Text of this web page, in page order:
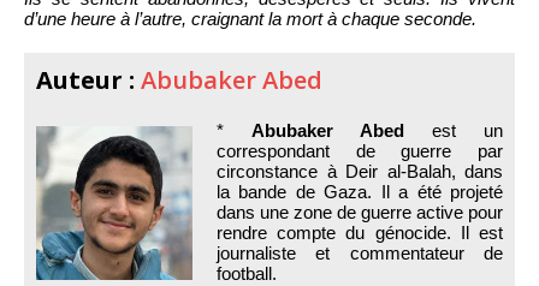
d’une heure à l’autre, craignant la mort à chaque seconde.
Auteur : Abubaker Abed
* Abubaker Abed est un
correspondant de guerre par
circonstance à Deir al-Balah, dans
la bande de Gaza. Il a été projeté
dans une zone de guerre active pour
rendre compte du génocide. Il est
journaliste et commentateur de
football.